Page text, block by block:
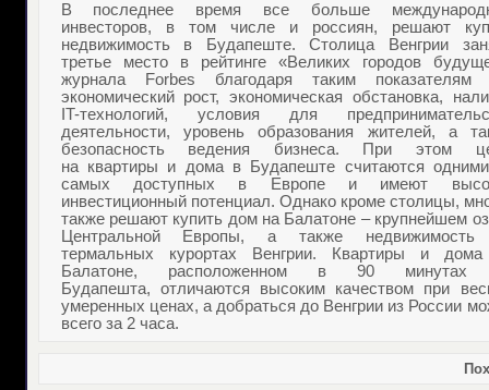
В последнее время все больше
инвесторов, в том числе и россиян, решают
недвижимость в Будапеште. Столица Венгрии
третье место в рейтинге «Великих городов
журнала
Forbes
благодаря таким показателям
экономический рост, экономическая обстановка,
IT-технологий, условия для
деятельности, уровень образования жителей, а
безопасность ведения бизнеса. При этом
на квартиры и дома в Будапеште считаются
самых доступных в Европе и имеют
инвестиционный потенциал. Однако кроме столицы,
также решают купить дом на Балатоне – крупнейшем
Центральной Европы, а также
термальных курортах Венгрии.
Квартиры и
Балатоне, расположенном в 90 минутах
Будапешта, отличаются высоким качеством при
умеренных ценах, а добраться до Венгрии из России
всего за 2 часа.